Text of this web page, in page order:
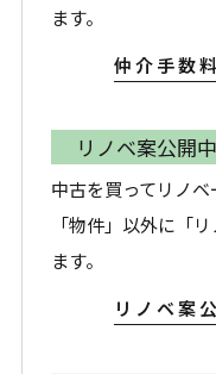
ます。
仲介手数
リノベ案公開中
中古を買ってリノ
「物件」以外に「
ます。
リノベ案